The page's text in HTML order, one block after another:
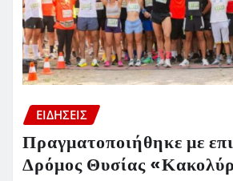
ΕΙΔΗΣΕΙΣ
Πραγματοποιήθηκε με
Δρόμος Θυσίας